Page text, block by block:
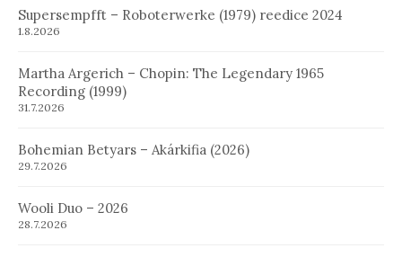
Supersempfft – Roboterwerke (1979) reedice 2024
1.8.2026
Martha Argerich – Chopin: The Legendary 1965
Recording (1999)
31.7.2026
Bohemian Betyars – Akárkifia (2026)
29.7.2026
Wooli Duo – 2026
28.7.2026